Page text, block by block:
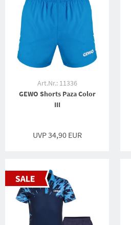
Art.Nr.: 11336
GEWO Shorts Paza Color
III
UVP 34,90 EUR